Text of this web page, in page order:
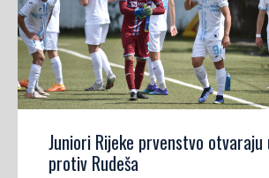
Juniori Rijeke prvenstvo otvaraju
protiv Rudeša